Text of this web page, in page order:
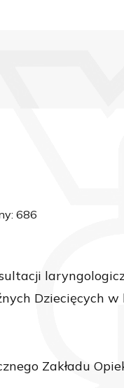
686
Dziecięcych w
Zakładu